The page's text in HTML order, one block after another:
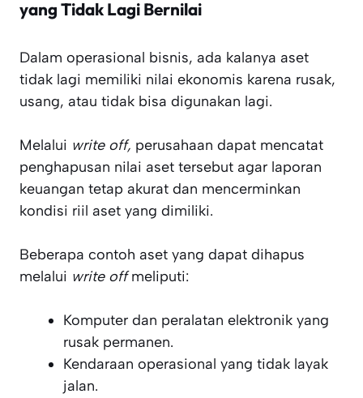
yang Tidak Lagi Bernilai
Dalam operasional bisnis, ada kalanya aset
tidak lagi memiliki nilai ekonomis karena rusak,
usang, atau tidak bisa digunakan lagi.
Melalui write off, perusahaan dapat mencatat
penghapusan nilai aset tersebut agar laporan
keuangan tetap akurat dan mencerminkan
kondisi riil aset yang dimiliki.
Beberapa contoh aset yang dapat dihapus
melalui write offmeliputi:
Komputer dan peralatan elektronik yang
rusak permanen.
Kendaraan operasional yang tidak layak
jalan.